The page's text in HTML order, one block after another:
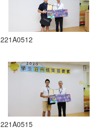
221A0512
221A0515